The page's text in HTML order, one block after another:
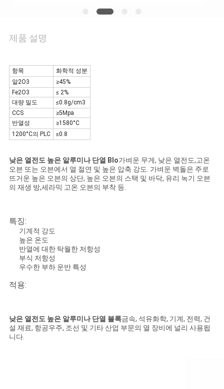
락
뉴
스
사
사
트
개
정
보
제품 설명
항목
화학적 성분
알2O3
≥45%
Fe2O3
≤ 2%
대량 밀도
≤0.8g/cm3
CCS
≥5Mpa
반열성
≥1580°C
1200°C의 PLC
≤0.8
낮은 열전도 높은 알루미나 단열 Blo가벼운 무게, 낮은 열전도,고온
오븐 또는 오븐에서 열 절연 및 높은 압축 강도. 가벼운 벽돌은 주로
뜨거운 높은 오븐의 상단, 높은 오븐의 스택 및 바닥, 유리 녹기 오븐
의 재생 방,세라믹 고온 오븐의 부착 등.
특징:
기계적 강도
높은 온도
반열에 대한 탁월한 저항성
부식 저항성
우수한 부하 운반 특성
적용:
낮은 열전도 높은 알루미나 단열 블록금속, 석유화학, 기계, 전력, 건
설 재료, 항공우주, 조선 및 기타 산업 부문의 열 장비에 널리 사용됩
니다.